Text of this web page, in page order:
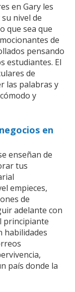
en Gary les
nivel de
que sea que
de
pensando
estudiantes. El
de
las palabras y
y
en
enseñan de
tus
empieces,
de
adelante con
principiante
habilidades
país donde la